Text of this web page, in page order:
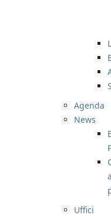
Agenda
News
Uffici